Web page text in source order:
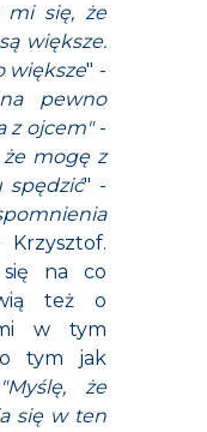
mi się, że
większe.
większe" -
pewno
z ojcem"-
że mogę z
spędzić" -
się na co
też o
w tym
o tym jak
"Myślę, że
się w ten